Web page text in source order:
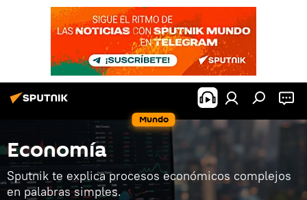
Mundo
Economía
Sputnik te explica procesos económicos complejos
en palabras simples.